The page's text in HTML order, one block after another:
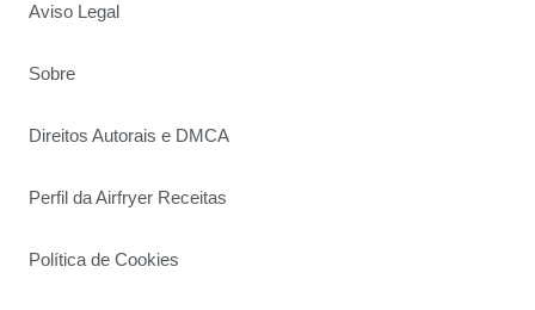
Aviso Legal
Sobre
Direitos Autorais e DMCA
Perfil da Airfryer Receitas
Política de Cookies